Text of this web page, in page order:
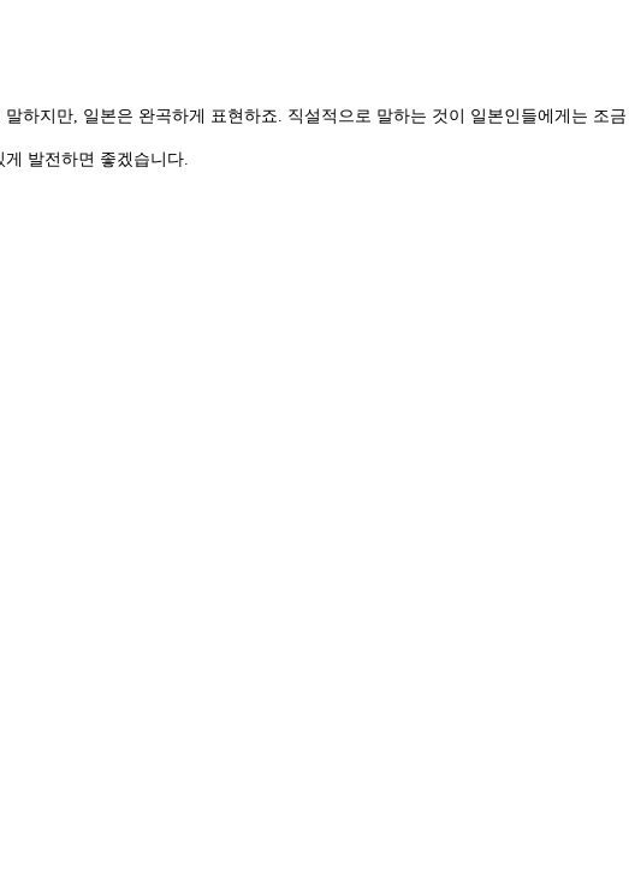
하지만, 일본은 완곡하게 표현하죠. 직설적으로 말하는 것이 일본인들에게는 조금
발전하면 좋겠습니다.